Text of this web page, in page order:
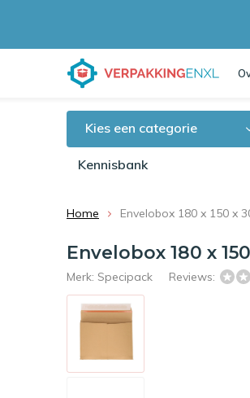
Kies een categorie
Kennisbank
Home Envelobox 180 x 150 x
Envelobox 180 x
Merk: Specipack Reviews: